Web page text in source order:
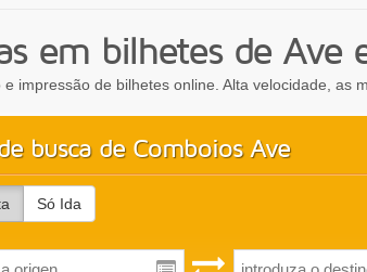
em bilhetes de Ave
e impressão de bilhetes online. Alta velocidade, as
busca de Comboios Ave
Só Ida